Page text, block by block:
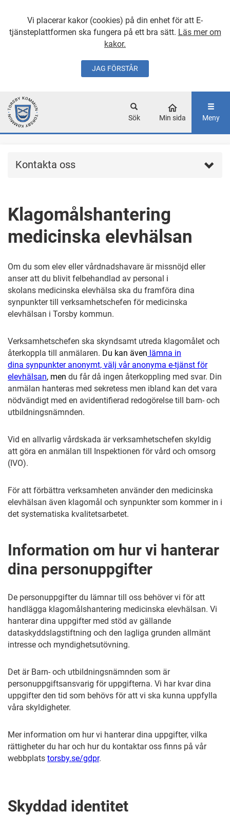
Vi placerar kakor (cookies) på din enhet för att E-
tjänsteplattformen ska fungera på ett bra sätt. Läs mer om
kakor.
JAG FÖRSTÅR
GÅ DIREKT TILL
Sök Min sida Meny
Kontakta oss
Klagomålshantering
medicinska elevhälsan
Om du som elev eller vårdnadshavare är missnöjd eller
anser att du blivit felbehandlad av personal i
skolans medicinska elevhälsa ska du framföra dina
synpunkter till verksamhetschefen för medicinska
elevhälsan i Torsby kommun.
Verksamhetschefen ska skyndsamt utreda klagomålet och
återkoppla till anmälaren. Du kan även lämna in
dina synpunkter anonymt, välj vår anonyma e-tjänst för
elevhälsan, men du får då ingen återkoppling med svar. Din
anmälan hanteras med sekretess men ibland kan det vara
nödvändigt med en avidentifierad redogörelse till barn- och
utbildningsnämnden.
Vid en allvarlig vårdskada är verksamhetschefen skyldig
att göra en anmälan till Inspektionen för vård och omsorg
(IVO).
För att förbättra verksamheten använder den medicinska
elevhälsan även klagomål och synpunkter som kommer in i
det systematiska kvalitetsarbetet.
Information om hur vi hanterar
dina personuppgifter
De personuppgifter du lämnar till oss behöver vi för att
handlägga klagomålshantering medicinska elevhälsan. Vi
hanterar dina uppgifter med stöd av gällande
dataskyddslagstiftning och den lagliga grunden allmänt
intresse och myndighetsutövning.
Det är Barn- och utbildningsnämnden som är
personuppgiftsansvarig för uppgifterna. Vi har kvar dina
uppgifter den tid som behövs för att vi ska kunna uppfylla
våra skyldigheter.
Mer information om hur vi hanterar dina uppgifter, vilka
rättigheter du har och hur du kontaktar oss finns på vår
webbplats torsby.se/gdpr.
Skyddad identitet